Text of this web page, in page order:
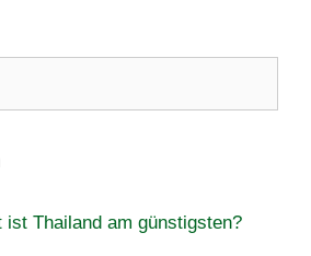
ist Thailand am günstigsten?